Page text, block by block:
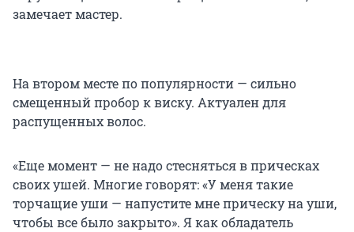
замечает мастер.
На втором месте по популярности — сильно
смещенный пробор к виску. Актуален для
распущенных волос.
«Еще момент — не надо стесняться в прическах
своих ушей. Многие говорят: «У меня такие
торчащие уши — напустите мне прическу на уши,
чтобы все было закрыто». Я как обладатель